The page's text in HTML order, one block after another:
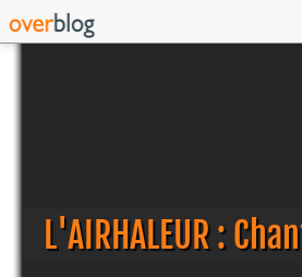
L'AIRHALEUR :